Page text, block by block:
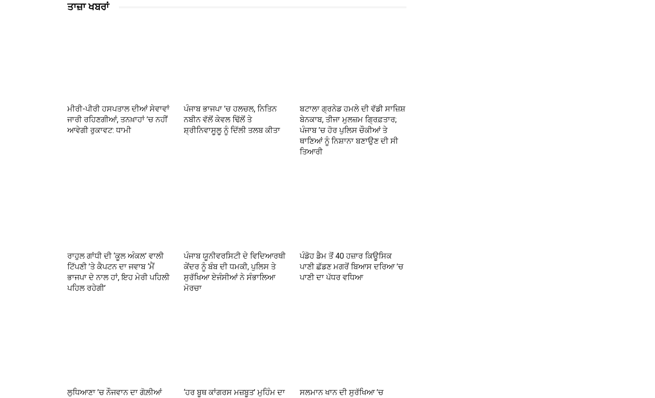
ਤਾਜ਼ਾ ਖਬਰਾਂ
ਮੀਰੀ-ਪੀਰੀ ਹਸਪਤਾਲ ਦੀਆਂ ਸੇਵਾਵਾਂ
ਜਾਰੀ ਰਹਿਣਗੀਆਂ, ਤਨਖ਼ਾਹਾਂ ’ਚ ਨਹੀਂ
ਆਵੇਗੀ ਰੁਕਾਵਟ: ਧਾਮੀ
ਪੰਜਾਬ ਭਾਜਪਾ ’ਚ ਹਲਚਲ, ਨਿਤਿਨ
ਨਬੀਨ ਵੱਲੋਂ ਕੇਵਲ ਢਿੱਲੋਂ ਤੇ
ਸ਼੍ਰੀਨਿਵਾਸੂਲੂ ਨੂੰ ਦਿੱਲੀ ਤਲਬ ਕੀਤਾ
ਬਟਾਲਾ ਗ੍ਰਨੇਡ ਹਮਲੇ ਦੀ ਵੱਡੀ ਸਾਜ਼ਿਸ਼
ਬੇਨਕਾਬ, ਤੀਜਾ ਮੁਲਜ਼ਮ ਗ੍ਰਿਫ਼ਤਾਰ;
ਪੰਜਾਬ ’ਚ ਹੋਰ ਪੁਲਿਸ ਚੌਕੀਆਂ ਤੇ
ਥਾਣਿਆਂ ਨੂੰ ਨਿਸ਼ਾਨਾ ਬਣਾਉਣ ਦੀ ਸੀ
ਤਿਆਰੀ
ਰਾਹੁਲ ਗਾਂਧੀ ਦੀ ‘ਕੂਲ ਅੰਕਲ’ ਵਾਲੀ
ਟਿੱਪਣੀ ’ਤੇ ਕੈਪਟਨ ਦਾ ਜਵਾਬ ‘ਮੈਂ
ਭਾਜਪਾ ਦੇ ਨਾਲ ਹਾਂ, ਇਹ ਮੇਰੀ ਪਹਿਲੀ
ਪਹਿਲ ਰਹੇਗੀ’
ਪੰਜਾਬ ਯੂਨੀਵਰਸਿਟੀ ਦੇ ਵਿਦਿਆਰਥੀ
ਕੇਂਦਰ ਨੂੰ ਬੰਬ ਦੀ ਧਮਕੀ, ਪੁਲਿਸ ਤੇ
ਸੁਰੱਖਿਆ ਏਜੰਸੀਆਂ ਨੇ ਸੰਭਾਲਿਆ
ਮੋਰਚਾ
ਪੰਡੋਹ ਡੈਮ ਤੋਂ 40 ਹਜ਼ਾਰ ਕਿਊਸਿਕ
ਪਾਣੀ ਛੱਡਣ ਮਗਰੋਂ ਬਿਆਸ ਦਰਿਆ ’ਚ
ਪਾਣੀ ਦਾ ਪੱਧਰ ਵਧਿਆ
ਲੁਧਿਆਣਾ ’ਚ ਨੌਜਵਾਨ ਦਾ ਗੋਲ਼ੀਆਂ
‘ਹਰ ਬੂਥ ਕਾਂਗਰਸ ਮਜ਼ਬੂਤ’ ਮੁਹਿੰਮ ਦਾ
ਸਲਮਾਨ ਖਾਨ ਦੀ ਸੁਰੱਖਿਆ ’ਚ